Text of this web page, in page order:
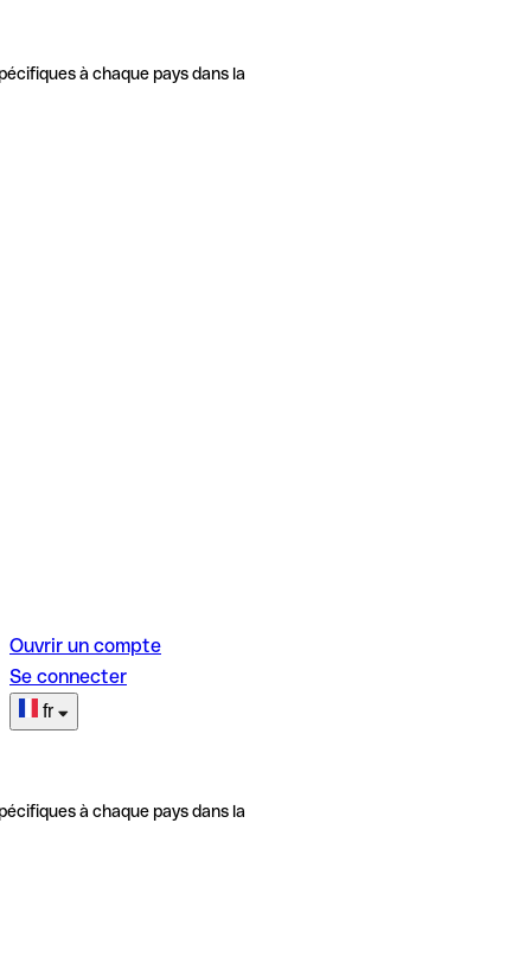
à chaque pays dans la
Ouvrir un compte
Se connecter
fr
à chaque pays dans la